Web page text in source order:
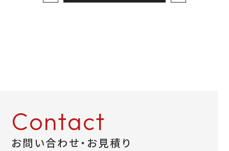
Contact
お問い合わせ・お見積り